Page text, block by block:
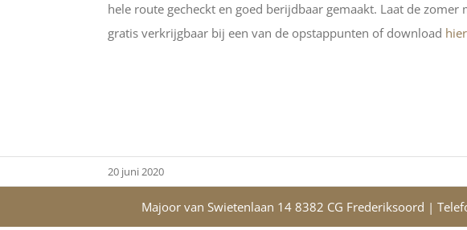
hele route gecheckt en goed berijdbaar gemaakt. Laat de
gratis verkrijgbaar bij een van de opstappunten of download hier
20 juni 2020
Majoor van Swietenlaan 14 8382 CG Frederiksoord |